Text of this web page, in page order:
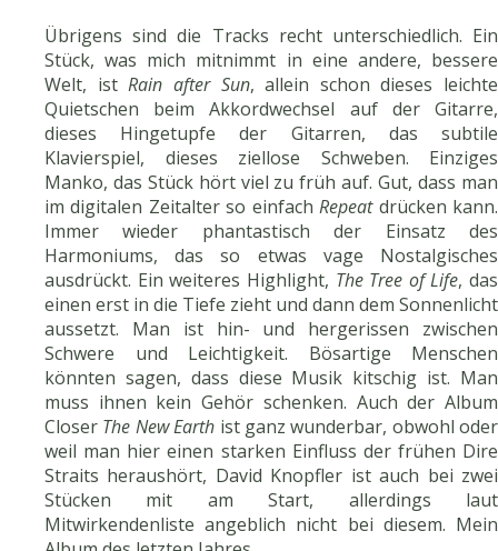
Übrigens sind die Tracks recht unterschiedlich. Ein
Stück, was mich mitnimmt in eine andere, bessere
Welt, istRain after Sun, allein schon dieses leichte
Quietschen beim Akkordwechsel auf der Gitarre,
dieses Hingetupfe der Gitarren, das subtile
Klavierspiel, dieses ziellose Schweben. Einziges
Manko, das Stück hört viel zu früh auf. Gut, dass man
im digitalen Zeitalter so einfachRepeatdrücken kann.
Immer wieder phantastisch der Einsatz des
Harmoniums, das so etwas vage Nostalgisches
ausdrückt. Ein weiteres Highlight, The Tree of Life, das
einen erst in die Tiefe zieht und dann dem Sonnenlicht
aussetzt. Man ist hin- und hergerissen zwischen
Schwere und Leichtigkeit. Bösartige Menschen
könnten sagen, dass diese Musik kitschig ist. Man
muss ihnen kein Gehör schenken. Auch der Album
Closer The New Earth ist ganz wunderbar, obwohl oder
weil man hier einen starken Einfluss der frühen Dire
Straits heraushört, David Knopfler ist auch bei zwei
Stücken mit am Start, allerdings laut
Mitwirkendenliste angeblich nicht bei diesem. Mein